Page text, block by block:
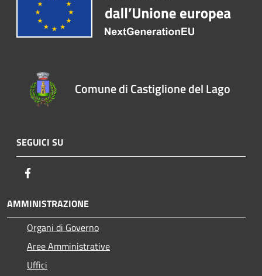
Comune di Castiglione del Lago
SEGUICI SU
AMMINISTRAZIONE
Organi di Governo
Aree Amministrative
Uffici